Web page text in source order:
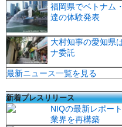
福岡県でベトナム
達の体験発表
大村知事の愛知県
ナ委託
最新ニュース一覧を見る
新着プレスリリース
NIQの最新レポー
業界を再構築